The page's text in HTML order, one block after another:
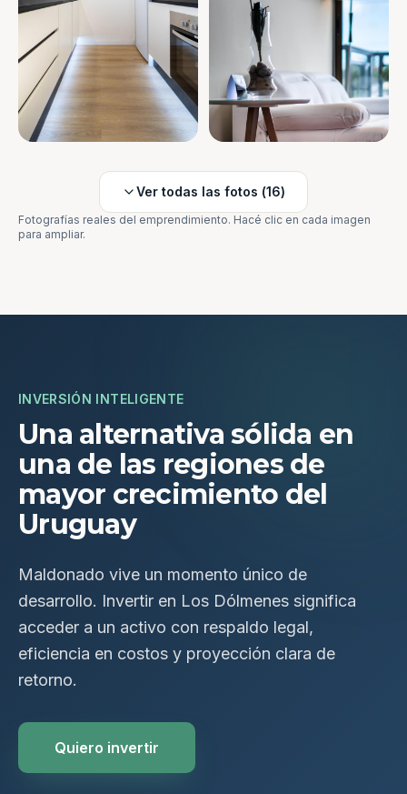
Ver todas las fotos (16)
Fotografías reales del emprendimiento. Hacé clic en cada imagen
para ampliar.
INVERSIÓN INTELIGENTE
Una alternativa sólida en
una de las regiones de
mayor crecimiento del
Uruguay
Maldonado vive un momento único de
desarrollo. Invertir en Los Dólmenes significa
acceder a un activo con respaldo legal,
eficiencia en costos y proyección clara de
retorno.
Quiero invertir